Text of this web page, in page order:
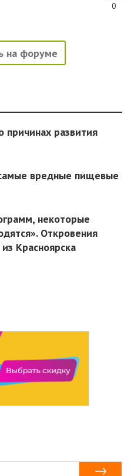
0
на форуме
причинах развития
вредные пищевые
некоторые
Откровения
Красноярска